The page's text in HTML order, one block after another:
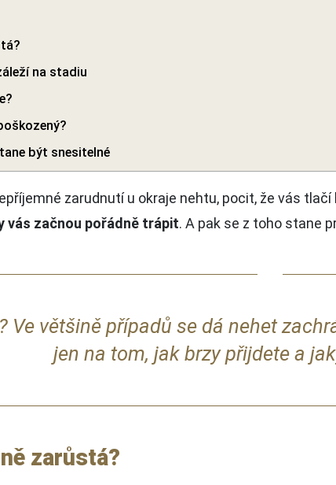
na stadiu
být snesitelné
zarudnutí u okraje nehtu, pocit, že vás tlačí
vás začnou pořádně trápit. A pak se z toho stane
Ve většině případů se dá nehet
jen na tom, jak brzy přijdete a
zarůstá?